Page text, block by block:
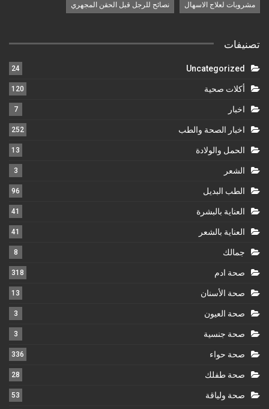
مشروبات لعلاج الاسهال نصائح للرجل قبل الحقن المجهري
تصنيفات
Uncategorized
24
أكلات صحية 120
اخبار 7
اخبار الصحة والطب 252
الحمل والولادة 13
الشعر 3
الطب البديل 96
العناية بالبشرة 41
العناية بالشعر 41
جمالك 8
صحة ادم 318
صحة الأسنان 13
صحة العيون 3
صحة جنسية 3
صحة حواء 336
صحة طفلك 28
صحة ولياقة 53